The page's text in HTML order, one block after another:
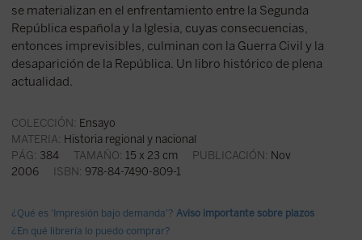
se materializan en el enfrentamiento entre la Segunda
República española y la Iglesia, cuyas consecuencias,
entonces imprevisibles, culminan con la Guerra Civil y la
desaparición de la República. Un libro histórico de plena
actualidad.
COLECCIÓN: Ensayo
MATERIA: Historia regional y nacional
PÁG: 384 TAMAÑO: 15 x 23 cm PUBLICACIÓN: Nov
2006 ISBN: 978-84-7490-809-1
¿Qué es 'Impresión bajo demanda'? Aviso importante sobre plazos
¿En qué librería lo puedo comprar?